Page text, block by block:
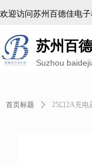
苏州百
Suzhou
欢迎访问苏州百德佳电子
首页标题 ꄲ 25口2A充电